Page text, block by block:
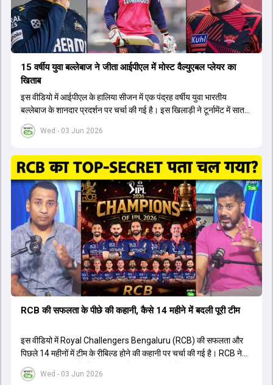
Wed - 03 Jun 2026
15 वर्षीय युवा बल्लेबाज ने जीता आईपीएल में मोस्ट वैल्युएबल प्लेयर का
खिताब
इस वीडियो में आईपीएल के हालिया सीजन में एक पंद्रह वर्षीय युवा भारतीय
बल्लेबाज के शानदार प्रदर्शन पर चर्चा की गई है। इस खिलाड़ी ने टूर्नामेंट में सात
सौ छिहत्तर रन बनाकर ऑरेंज कैप और मोस्ट वैल्युएबल प्लेयर का खिताब अपने नाम
किया है। वीडियो में बताया गया है कि ऑस्ट्रेलियाई टीम के वर्तमान कप्तान और
ऑस्ट्रेलियाई कप्तान के अनुसार, शुरुआत में लोगों को इस खिलाड़ी के प्रदर्शन पर
संदेह था, लेकिन अब उसने खुद को एक बेहतरीन बल्लेबाज साबित कर दिया है जो
गेंद को बाउंड्री के काफी पार मारने की क्षमता रखता है। वहीं, इंग्लैंड के पूर्व कप्तान
ने कहा कि टूर्नामेंट जीतने वाली टीम के अलावा इस सीजन की सबसे बड़ी बात इस
युवा खिलाड़ी का प्रदर्शन रहा है, जिसे देखने के लिए स्टेडियम में भारी भीड़ उमड़ती
थी। शानदार प्रदर्शन के बाद इस युवा खिलाड़ी को श्रीलंका में होने वाली
त्रिकोणीय सीरीज के लिए इंडिया ए टीम में भी शामिल कर लिया गया है।
Wed - 03 Jun 2026
RCB की सफलता के पीछे की कहानी, कैसे 14 महीने में बदली पूरी टीम
इस वीडियो में Royal Challengers Bengaluru (RCB) की सफलता और
पिछले 14 महीनों में टीम के रीबिल्ड होने की कहानी पर चर्चा की गई है। RCB ने
अपनी पुरानी गलतियों को स्वीकार करते हुए एक नया रिसेट बटन दबाया। टीम
मैनेजमेंट में Mo Bobat, Andy Flower, Dinesh Karthik और एनालिस्ट